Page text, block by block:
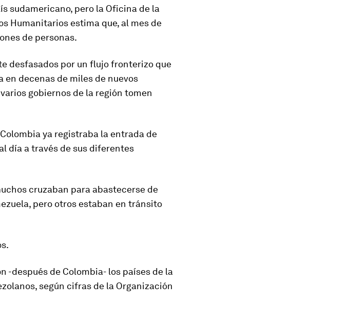
sudamericano, pero la Oficina de la
Humanitarios estima que, al mes de
de personas.
desfasados por un flujo fronterizo que
en decenas de miles de nuevos
gobiernos de la región tomen
ya registraba la entrada de
día a través de sus diferentes
cruzaban para abastecerse de
pero otros estaban en tránsito
-después de Colombia- los países de la
, según cifras de la Organización